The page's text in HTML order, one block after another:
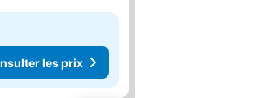
les prix